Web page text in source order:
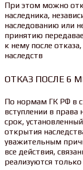
При этом можно
наследника,
наследованию или
принятию
к нему после
наследств
ОТКАЗ ПОСЛЕ 6
По нормам ГК РФ в
вступлении в
срок,
открытия
уважительным
все действия,
реализуются